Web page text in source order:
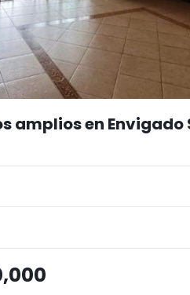
amplios en Envigado